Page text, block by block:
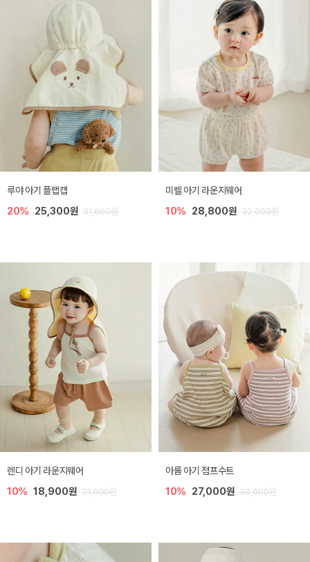
루야 아기 플랩캡
20% 25,300원 31,600원
미렐 아기 라운지웨어
10% 28,800원 32,000원
렌디 아기 라운지웨어
10% 18,900원 21,000원
아롬 아기 점프수트
10% 27,000원 30,000원